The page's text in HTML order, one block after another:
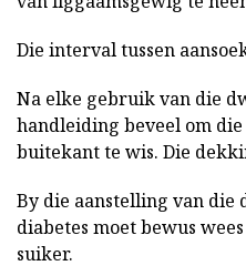
Die interval tussen
Na elke gebruik van die
handleiding beveel om
buitekant te wis. Die
By die aanstelling van die
diabetes moet bewus
suiker.